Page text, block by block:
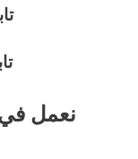
نعمل